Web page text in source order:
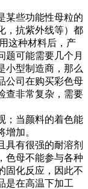
某些功能性母粒的
，抗紫外线等）都
这种材料后，产
题可能需要几个月
小型制造商，那么
公司在购买彩色母
查非常复杂，需要
；当颜料的着色能
加。
具有很强的耐溶剂
色母不能参与各种
固化反应，因此不
是在高温下加工